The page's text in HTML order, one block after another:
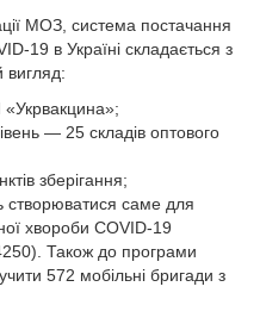
МОЗ, система постачання
19 в Україні складається з
вигляд:
— 25 складів оптового
зберігання;
створюватися саме для
хвороби COVID-19
Також до програми
572 мобільні бригади з